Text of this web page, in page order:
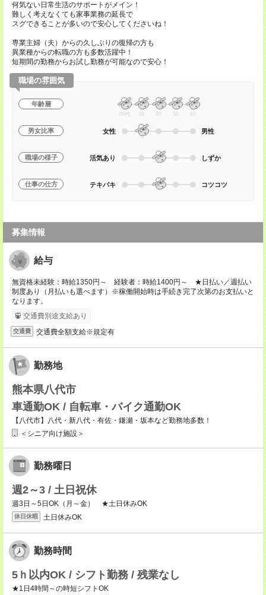
何気ない日常生活のサポートがメイン！
難しく考えなくても家事業務の延長で
スグできることが多いので安心してくださいね！
専業主婦（夫）からの久しぶりの復帰の方も
異業種からの転職の方も多数活躍中！
短期間の勤務からお試し勤務が可能なので安心！
職場の雰囲気
年齢層
20代 30 40 50 60
男女比率 女性 男性
職場の様子 活気あり しずか
仕事の仕方 テキパキ コツコツ
募集情報
給与
無資格未経験：時給1350円～ 経験者：時給1400円～ ★日払い／週払い
制度あり（月払いも選べます）※稼働開始時は手続き完了次第のお支払いと
なります。
交通費別途支給あり
交通費 交通費全額支給※規定有
勤務地
熊本県八代市
車通勤OK / 自転車・バイク通勤OK
【八代市】八代・新八代・有佐・鎌瀬・坂本など勤務地多数！
＜シニア向け施設＞
勤務曜日
週2～3 / 土日祝休
週3日～5日OK（月～金） ★土日休みOK
休日休暇 土日休みOK
勤務時間
5ｈ以内OK / シフト勤務 / 残業なし
★1日4時間～の時短シフトOK